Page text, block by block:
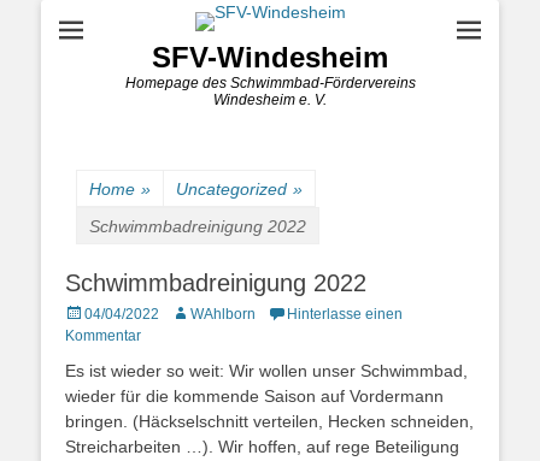
SFV-Windesheim
Homepage des Schwimmbad-Fördervereins
Windesheim e. V.
Home » Uncategorized »
Schwimmbadreinigung 2022
Schwimmbadreinigung 2022
Posted
on
04/04/2022 AutorWAhlborn
Hinterlasse einen
Kommentar
Es ist wieder so weit: Wir wollen unser Schwimmbad,
wieder für die kommende Saison auf Vordermann
bringen. (Häckselschnitt verteilen, Hecken schneiden,
Streicharbeiten …). Wir hoffen, auf rege Beteiligung